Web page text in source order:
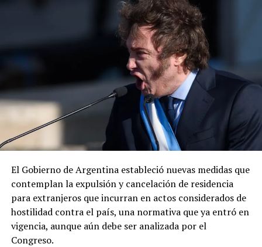
mexicano por la captura del presunto líder criminal.
«Envía otro mensaje claro: los delincuentes no tienen
dónde esconderse», expresó el diplomático, quien
añadió que la cooperación entre ambos países para
desmantelar los cárteles y llevar ante la justicia a los
responsables de delitos violentos continúa dando
resultados.
El Gobierno de Argentina estableció nuevas medidas que
contemplan la expulsión y cancelación de residencia
para extranjeros que incurran en actos considerados de
hostilidad contra el país, una normativa que ya entró en
vigencia, aunque aún debe ser analizada por el
Congreso.